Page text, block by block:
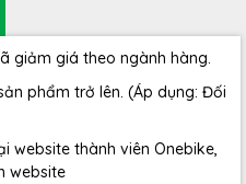
giảm giá theo ngành hàng.
phẩm trở lên. (Áp dụng: Đối
website thành viên Onebike,
website